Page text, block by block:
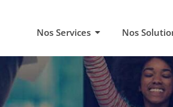
Nos Services Nos